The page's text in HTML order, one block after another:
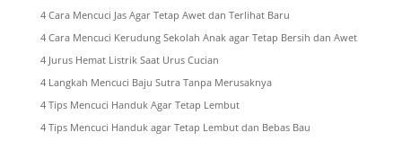
4 Cara Mencuci Jas Agar Tetap Awet dan Terlihat Baru
4 Cara Mencuci Kerudung Sekolah Anak agar Tetap Bersih dan Awet
4 Jurus Hemat Listrik Saat Urus Cucian
4 Langkah Mencuci Baju Sutra Tanpa Merusaknya
4 Tips Mencuci Handuk Agar Tetap Lembut
4 Tips Mencuci Handuk agar Tetap Lembut dan Bebas Bau